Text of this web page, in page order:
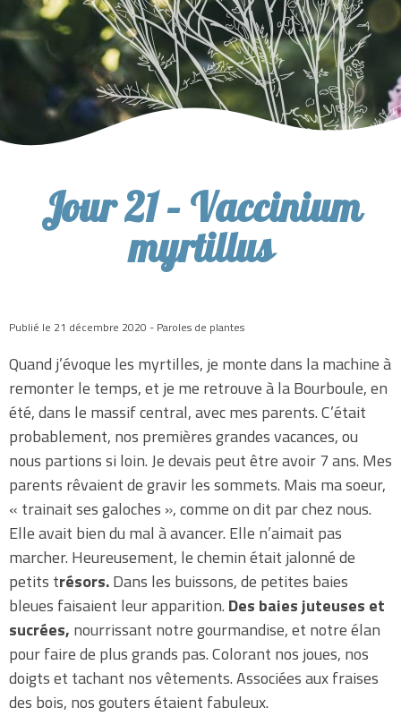
Jour 21 – Vaccinium
myrtillus
Publié le 21 décembre 2020 - Paroles de plantes
Quand j’évoque les myrtilles, je monte dans la machine à
remonter le temps, et je me retrouve à la Bourboule, en
été, dans le massif central, avec mes parents. C’était
probablement, nos premières grandes vacances, ou
nous partions si loin. Je devais peut être avoir 7 ans. Mes
parents rêvaient de gravir les sommets. Mais ma soeur,
« trainait ses galoches », comme on dit par chez nous.
Elle avait bien du mal à avancer. Elle n’aimait pas
marcher. Heureusement, le chemin était jalonné de
petits trésors.Dans les buissons, de petites baies
bleues faisaient leur apparition. Des baies juteuses et
sucrées, nourrissant notre gourmandise, et notre élan
pour faire de plus grands pas. Colorant nos joues, nos
doigts et tachant nos vêtements. Associées aux fraises
des bois, nos gouters étaient fabuleux.